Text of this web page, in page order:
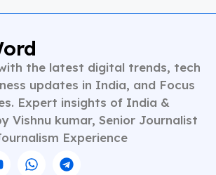
the latest digital trends, tech
updates in India, and Focus
Expert insights of India &
Vishnu kumar, Senior Journalist
Experience